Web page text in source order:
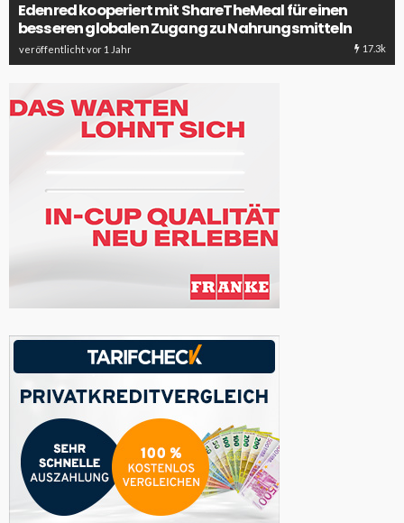
Edenred kooperiert mit ShareTheMeal für einen
besseren globalen Zugang zu Nahrungsmitteln
veröffentlicht vor 1 Jahr 17.3k